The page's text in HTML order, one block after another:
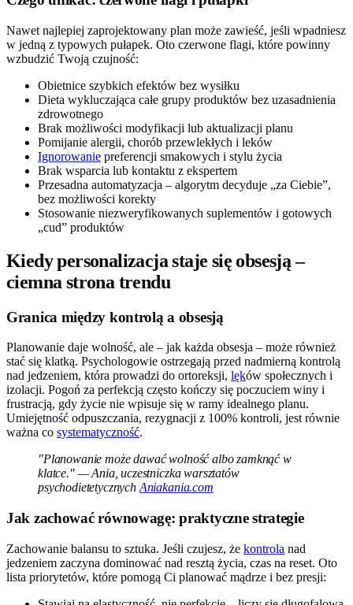
Nawet najlepiej zaprojektowany plan może zawieść, jeśli wpadniesz
w jedną z typowych pułapek. Oto czerwone flagi, które powinny
wzbudzić Twoją czujność:
Obietnice szybkich efektów bez wysiłku
Dieta wykluczająca całe grupy produktów bez uzasadnienia
zdrowotnego
Brak możliwości modyfikacji lub aktualizacji planu
Pomijanie alergii, chorób przewlekłych i leków
Ignorowanie preferencji smakowych i stylu życia
Brak wsparcia lub kontaktu z ekspertem
Przesadna automatyzacja – algorytm decyduje „za Ciebie”,
bez możliwości korekty
Stosowanie niezweryfikowanych suplementów i gotowych
„cud” produktów
Kiedy personalizacja staje się obsesją –
ciemna strona trendu
Granica między kontrolą a obsesją
Planowanie daje wolność, ale – jak każda obsesja – może również
stać się klatką. Psychologowie ostrzegają przed nadmierną kontrolą
nad jedzeniem, która prowadzi do ortoreksji, lęków społecznych i
izolacji. Pogoń za perfekcją często kończy się poczuciem winy i
frustracją, gdy życie nie wpisuje się w ramy idealnego planu.
Umiejętność odpuszczania, rezygnacji z 100% kontroli, jest równie
ważna co systematyczność.
"Planowanie może dawać wolność albo zamknąć w
klatce." — Ania, uczestniczka warsztatów
psychodietetycznych Aniakania.com
Jak zachować równowagę: praktyczne strategie
Zachowanie balansu to sztuka. Jeśli czujesz, że kontrola nad
jedzeniem zaczyna dominować nad resztą życia, czas na reset. Oto
lista priorytetów, które pomogą Ci planować mądrze i bez presji: